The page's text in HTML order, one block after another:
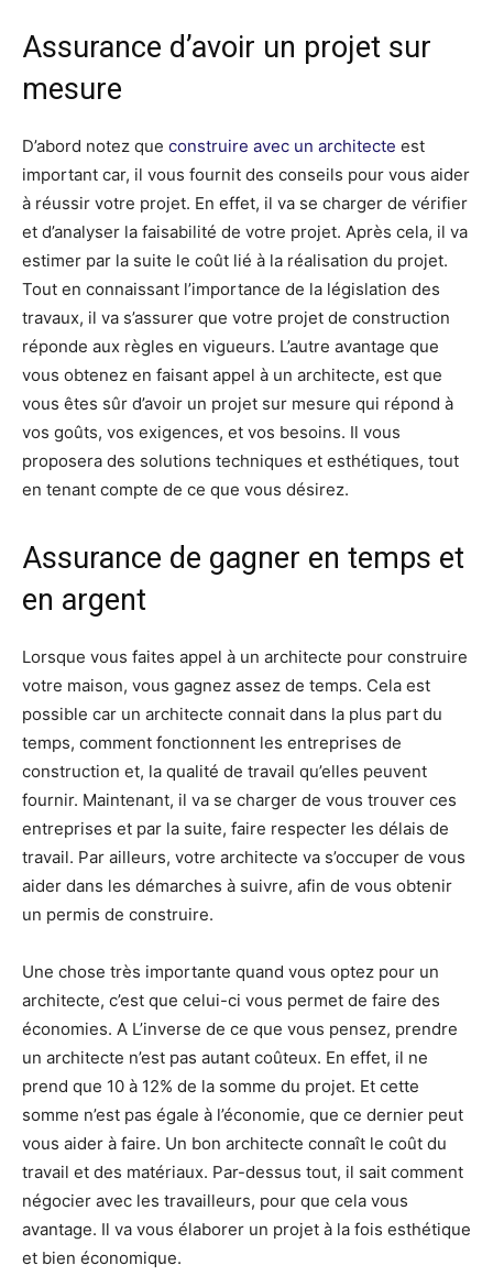
Assurance d’avoir un projet sur
mesure
D’abord notez que construire avec un architecte est
important car, il vous fournit des conseils pour vous aider
à réussir votre projet. En effet, il va se charger de vérifier
et d’analyser la faisabilité de votre projet. Après cela, il va
estimer par la suite le coût lié à la réalisation du projet.
Tout en connaissant l’importance de la législation des
travaux, il va s’assurer que votre projet de construction
réponde aux règles en vigueurs. L’autre avantage que
vous obtenez en faisant appel à un architecte, est que
vous êtes sûr d’avoir un projet sur mesure qui répond à
vos goûts, vos exigences, et vos besoins. Il vous
proposera des solutions techniques et esthétiques, tout
en tenant compte de ce que vous désirez.
Assurance de gagner en temps et
en argent
Lorsque vous faites appel à un architecte pour construire
votre maison, vous gagnez assez de temps. Cela est
possible car un architecte connait dans la plus part du
temps, comment fonctionnent les entreprises de
construction et, la qualité de travail qu’elles peuvent
fournir. Maintenant, il va se charger de vous trouver ces
entreprises et par la suite, faire respecter les délais de
travail. Par ailleurs, votre architecte va s’occuper de vous
aider dans les démarches à suivre, afin de vous obtenir
un permis de construire.
Une chose très importante quand vous optez pour un
architecte, c’est que celui-ci vous permet de faire des
économies. A L’inverse de ce que vous pensez, prendre
un architecte n’est pas autant coûteux. En effet, il ne
prend que 10 à 12% de la somme du projet. Et cette
somme n’est pas égale à l’économie, que ce dernier peut
vous aider à faire. Un bon architecte connaît le coût du
travail et des matériaux. Par-dessus tout, il sait comment
négocier avec les travailleurs, pour que cela vous
avantage. Il va vous élaborer un projet à la fois esthétique
et bien économique.